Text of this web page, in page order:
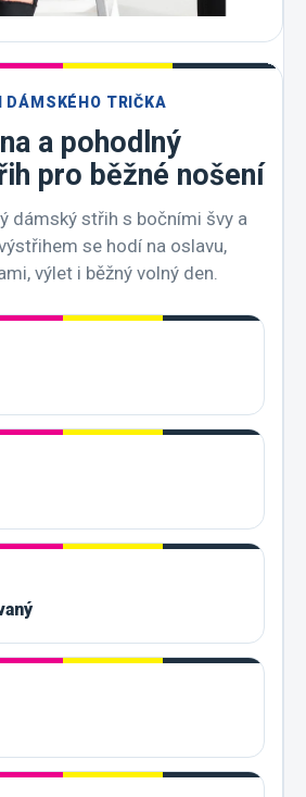
TRIČKA
a pohodlný
pro běžné nošení
dámský střih s bočními švy a
se hodí na oslavu,
výlet i běžný volný den.